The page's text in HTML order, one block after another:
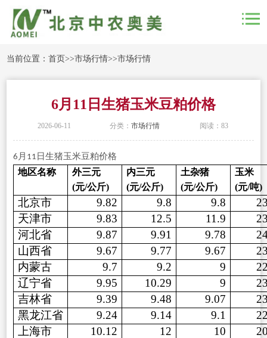
当前位置：首页>>市场行情>>市场行情
6月11日生猪玉米豆粕价格
2026-06-11 分类： 市场行情 阅读：83
6 月 11 日生猪玉米豆粕价格
地区名称
外三元
(元/公斤)
内三元
(元/公斤)
土杂猪
(元/公斤)
玉米
(元/吨)
北京市 9.82 9.8 9.8
天津市
9.83 12.5 11.9
河北省
9.87 9.91 9.78
山西省
9.67 9.77 9.67
内蒙古
9.7 9.2 9
辽宁省
9.95 10.29 9
吉林省
9.39 9.48 9.07
黑龙江省
9.24 9.14 9.1
上海市
10.12 12 10